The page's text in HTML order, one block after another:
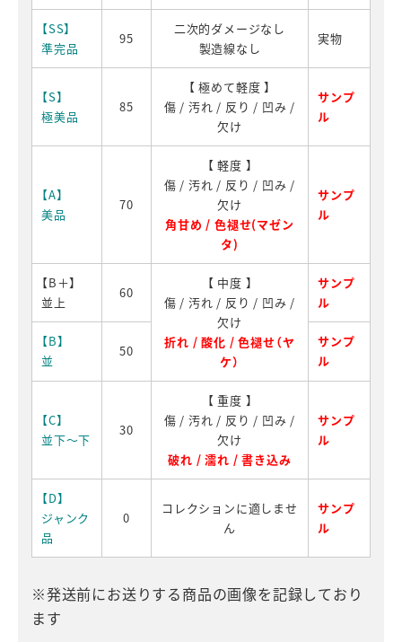
【SS】
準完品
95
二次的ダメージなし
製造線なし
実物
【S】
極美品
85
【 極めて軽度 】
傷 / 汚れ / 反り / 凹み /
欠け
サンプ
ル
【A】
美品
70
【 軽度 】
傷 / 汚れ / 反り / 凹み /
欠け
角甘め / 色褪せ(マゼン
タ)
サンプ
ル
【B＋】
並上
60
【 中度 】
傷 / 汚れ / 反り / 凹み /
欠け
折れ / 酸化 / 色褪せ（ヤ
ケ）
サンプ
ル
【B】
並
50
サンプ
ル
【C】
並下～下
30
【 重度 】
傷 / 汚れ / 反り / 凹み /
欠け
破れ / 濡れ / 書き込み
サンプ
ル
【D】
ジャンク
品
0
コレクションに適しませ
ん
サンプ
ル
※発送前にお送りする商品の画像を記録しており
ます